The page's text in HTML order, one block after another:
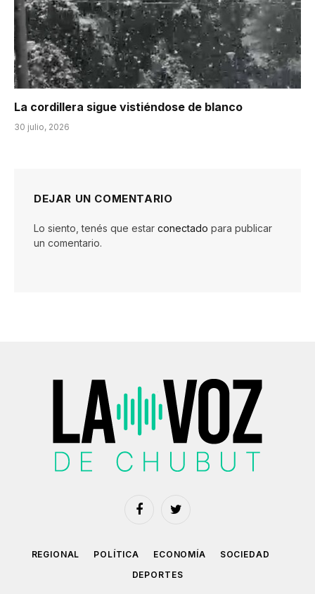
La cordillera sigue vistiéndose de blanco
30 julio, 2026
DEJAR UN COMENTARIO
Lo siento, tenés que estar conectado para publicar
un comentario.
FacebookTwitter
REGIONAL POLÍTICA ECONOMÍA
SOCIEDAD
DEPORTES